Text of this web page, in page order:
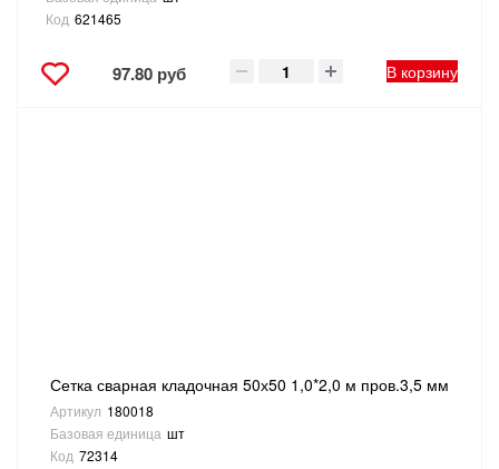
Код 621465
97.80 руб В корзину
Сетка сварная кладочная 50х50 1,0*2,0 м пров.3,5 мм
Артикул 180018
Базовая единица шт
Код 72314